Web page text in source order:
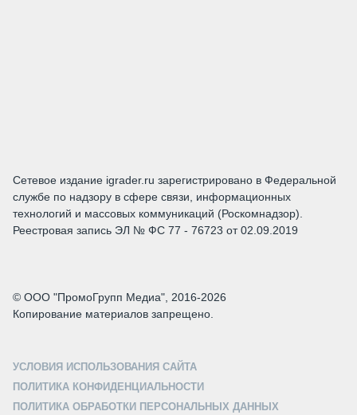
Сетевое издание igrader.ru зарегистрировано в Федеральной
службе по надзору в сфере связи, информационных
технологий и массовых коммуникаций (Роскомнадзор).
Реестровая запись ЭЛ № ФС 77 - 76723 от 02.09.2019
© ООО "ПромоГрупп Медиа", 2016-2026
Копирование материалов запрещено.
УСЛОВИЯ ИСПОЛЬЗОВАНИЯ САЙТА
ПОЛИТИКА КОНФИДЕНЦИАЛЬНОСТИ
ПОЛИТИКА ОБРАБОТКИ ПЕРСОНАЛЬНЫХ ДАННЫХ